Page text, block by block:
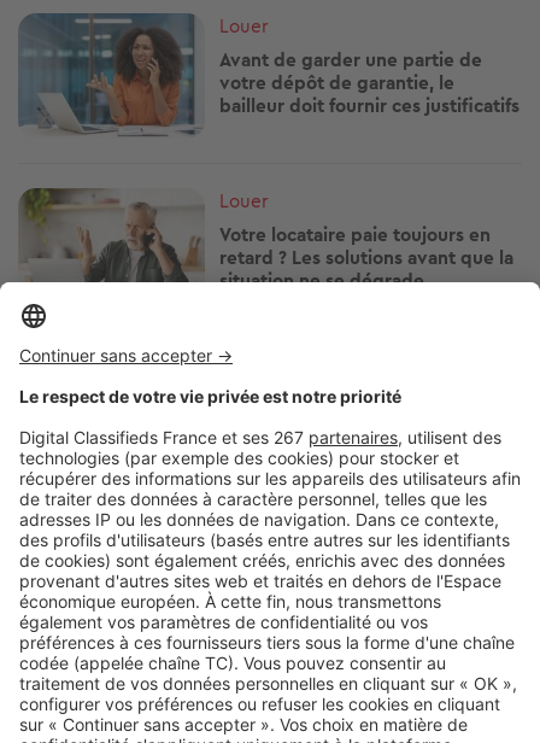
Image
Louer
Avant de garder une partie de
votre dépôt de garantie, le
bailleur doit fournir ces justificatifs
Image
Louer
Votre locataire paie toujours en
retard ? Les solutions avant que la
situation ne se dégrade
Image
Louer
avant d'installer une climatisation
Image
Louer
Cette aide peut faire baisser votre
loyer HLM : qui peut vraiment en
profiter ?